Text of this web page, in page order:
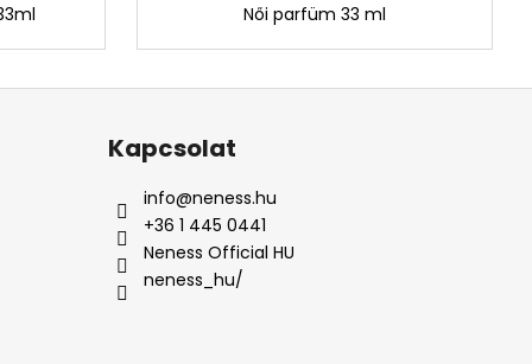
Női parfüm 33 ml
Kapcsolat
info@neness.hu
+36 1 445 0441
Neness Official HU
neness_hu/